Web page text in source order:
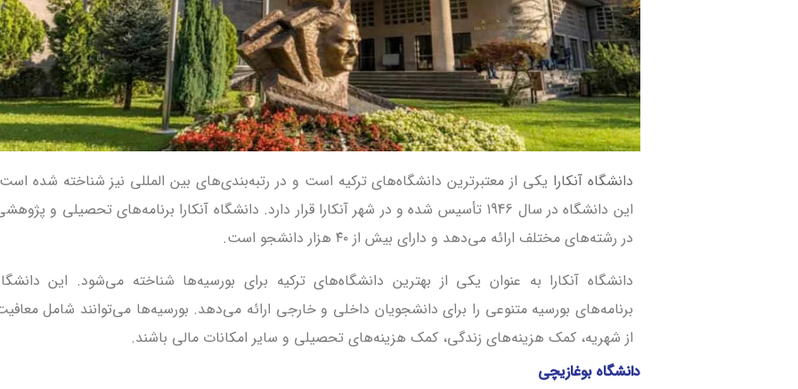
دانشگاه آنکارا یکی از معتبرترین دانشگاه‌های ترکیه است و در رتبه‌بندی‌های بین المللی نیز شناخته شده
این دانشگاه در سال 1946 تأسیس شده و در شهر آنکارا قرار دارد. دانشگاه آنکارا برنامه‌های تحصیلی و
در رشته‌های مختلف ارائه می‌دهد و دارای بیش از ۴۰ هزار دانشجو است.
دانشگاه آنکارا به عنوان یکی از بهترین دانشگاه‌های ترکیه برای بورسیه‌ها شناخته می‌شود. این
برنامه‌های بورسیه متنوعی را برای دانشجویان داخلی و خارجی ارائه می‌دهد. بورسیه‌ها می‌توانند شامل
از شهریه، کمک هزینه‌های زندگی، کمک هزینه‌های تحصیلی و سایر امکانات مالی باشند.
دانشگاه بوغازیچی